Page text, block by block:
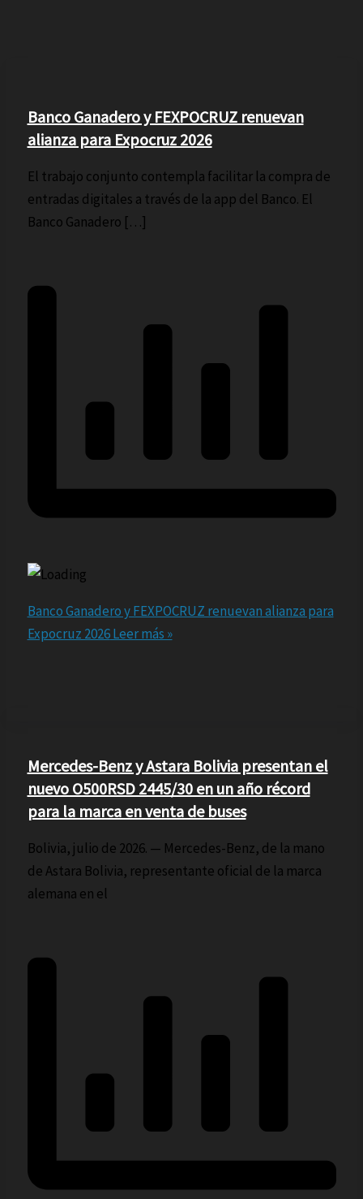
Banco Ganadero y FEXPOCRUZ renuevan
alianza para Expocruz 2026
El trabajo conjunto contempla facilitar la compra de
entradas digitales a través de la app del Banco. El
Banco Ganadero […]
Banco Ganadero y FEXPOCRUZ renuevan alianza para
Expocruz 2026Leer más »
Mercedes-Benz y Astara Bolivia presentan el
nuevo O500RSD 2445/30 en un año récord
para la marca en venta de buses
Bolivia, julio de 2026. — Mercedes-Benz, de la mano
de Astara Bolivia, representante oficial de la marca
alemana en el